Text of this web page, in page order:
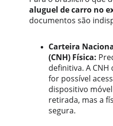
aluguel de carro no
documentos são
Carteira
(CNH) Física:
definitiva. A CNH
for possível
dispositivo
retirada, mas a
segura.